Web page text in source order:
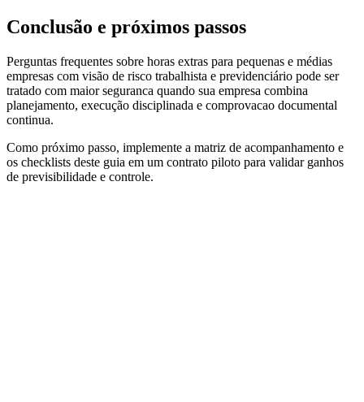
Conclusão e próximos passos
Perguntas frequentes sobre horas extras para pequenas e médias
empresas com visão de risco trabalhista e previdenciário pode ser
tratado com maior seguranca quando sua empresa combina
planejamento, execução disciplinada e comprovacao documental
continua.
Como próximo passo, implemente a matriz de acompanhamento e
os checklists deste guia em um contrato piloto para validar ganhos
de previsibilidade e controle.